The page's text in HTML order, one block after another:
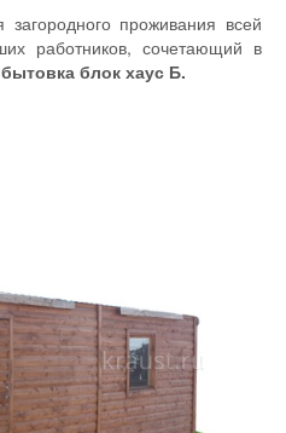
проживания всей
работников, сочетающий в
бытовка блок хаус Б.